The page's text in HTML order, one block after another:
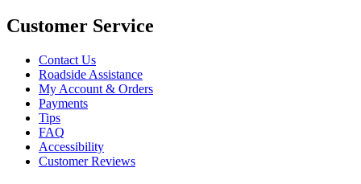
Customer Service
Contact Us
Roadside Assistance
My Account & Orders
Payments
Tips
FAQ
Accessibility
Customer Reviews